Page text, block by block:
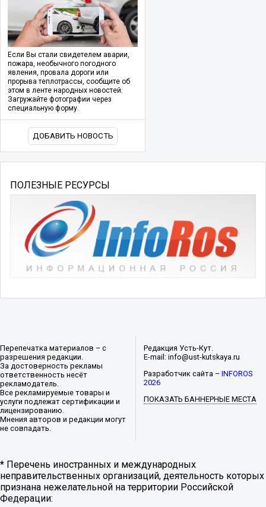
Если Вы стали свидетелем аварии,
пожара, необычного погодного
явления, провала дороги или
прорыва теплотрассы, сообщите об
этом в ленте народных новостей.
Загружайте фотографии через
специальную форму.
ДОБАВИТЬ НОВОСТЬ
ПОЛЕЗНЫЕ РЕСУРСЫ
Перепечатка материалов – с
разрешения редакции.
За достоверность рекламы
ответственность несёт
рекламодатель.
Все рекламируемые товары и
услуги подлежат сертификации и
лицензированию.
Мнения авторов и редакции могут
не совпадать.
Редакция Усть-Кут.
E-mail: info@ust-kutskaya.ru
Разработчик сайта –INFOROS
2026
ПОКАЗАТЬ БАННЕРНЫЕ МЕСТА
* Перечень иностранных и международных
неправительственных организаций, деятельность которых
признана нежелательной на территории Российской
Федерации: